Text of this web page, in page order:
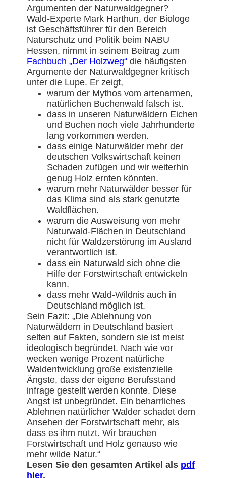
Argumenten der Naturwaldgegner?
Wald-Experte Mark Harthun, der Biologe
ist Geschäftsführer für den Bereich
Naturschutz und Politik beim NABU
Hessen, nimmt in seinem Beitrag zum
Fachbuch „Der Holzweg“die häufigsten
Argumente der Naturwaldgegner kritisch
unter die Lupe. Er zeigt,
warum der Mythos vom artenarmen,
natürlichen Buchenwald falsch ist.
dass in unseren Naturwäldern Eichen
und Buchen noch viele Jahrhunderte
lang vorkommen werden.
dass einige Naturwälder mehr der
deutschen Volkswirtschaft keinen
Schaden zufügen und wir weiterhin
genug Holz ernten könnten.
warum mehr Naturwälder besser für
das Klima sind als stark genutzte
Waldflächen.
warum die Ausweisung von mehr
Naturwald-Flächen in Deutschland
nicht für Waldzerstörung im Ausland
verantwortlich ist.
dass ein Naturwald sich ohne die
Hilfe der Forstwirtschaft entwickeln
kann.
dass mehr Wald-Wildnis auch in
Deutschland möglich ist.
Sein Fazit: „Die Ablehnung von
Naturwäldern in Deutschland basiert
selten auf Fakten, sondern sie ist meist
ideologisch begründet. Nach wie vor
wecken wenige Prozent natürliche
Waldentwicklung große existenzielle
Ängste, dass der eigene Berufsstand
infrage gestellt werden konnte. Diese
Angst ist unbegründet. Ein beharrliches
Ablehnen natürlicher Walder schadet dem
Ansehen der Forstwirtschaft mehr, als
dass es ihm nutzt. Wir brauchen
Forstwirtschaft und Holz genauso wie
mehr wilde Natur.“
Lesen Sie den gesamten Artikel als pdf
hier.